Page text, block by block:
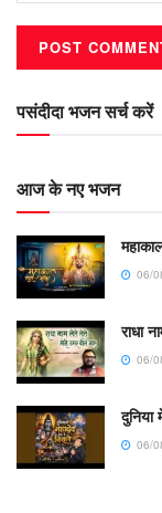
पसंदीदा भजन सर्च करें
आज के नए भजन
06/
राधा
06/
दुनिया
06/